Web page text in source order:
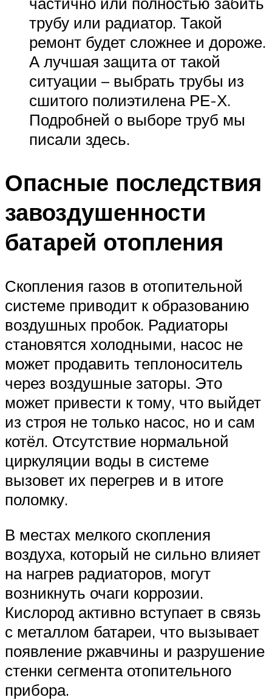
трубу или радиатор. Такой
ремонт будет сложнее и дороже.
А лучшая защита от такой
ситуации – выбрать трубы из
сшитого полиэтилена РЕ-Х.
Подробней о выборе труб мы
писали здесь.
Опасные последствия
завоздушенности
батарей отопления
Скопления газов в отопительной
системе приводит к образованию
воздушных пробок. Радиаторы
становятся холодными, насос не
может продавить теплоноситель
через воздушные заторы. Это
может привести к тому, что выйдет
из строя не только насос, но и сам
котёл. Отсутствие нормальной
циркуляции воды в системе
вызовет их перегрев и в итоге
поломку.
В местах мелкого скопления
воздуха, который не сильно влияет
на нагрев радиаторов, могут
возникнуть очаги коррозии.
Кислород активно вступает в связь
с металлом батареи, что вызывает
появление ржавчины и разрушение
стенки сегмента отопительного
прибора.